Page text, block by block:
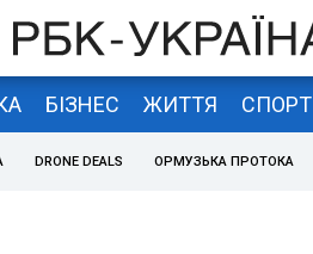
БІЗНЕС ЖИТТЯ СПОРТ
DRONE DEALS ОРМУЗЬКА ПРОТОКА